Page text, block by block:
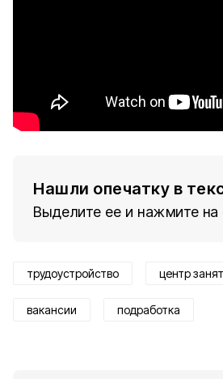
Нашли опечатку в
Выделите ее и нажмите на
трудоустройство центр
вакансии подработка